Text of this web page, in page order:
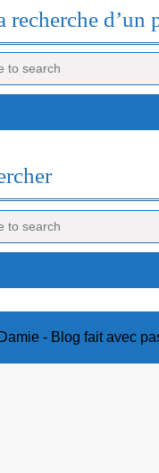
recherche d’un
- Blog fait avec